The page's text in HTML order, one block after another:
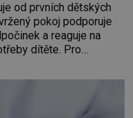
od prvních dětských
pokoj podporuje
a reaguje na
dítěte. Pro
klidně a útulně.